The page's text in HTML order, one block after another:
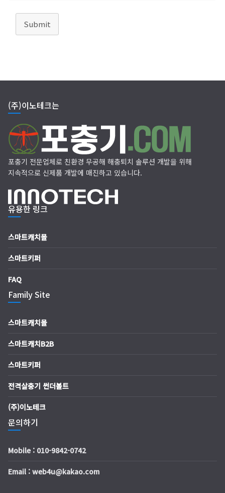
Submit
(주)이노테크는
포충기 전문업체로 친환경 무공해 해충퇴치 솔루션 개발을 위해
지속적으로 신제품 개발에 매진하고 있습니다.
유용한 링크
스마트캐치몰
스마트키퍼
FAQ
Family Site
스마트캐치몰
스마트캐치B2B
스마트키퍼
전격살충기 썬더볼트
(주)이노테크
문의하기
Mobile : 010-9842-0742
Email : web4u@kakao.com